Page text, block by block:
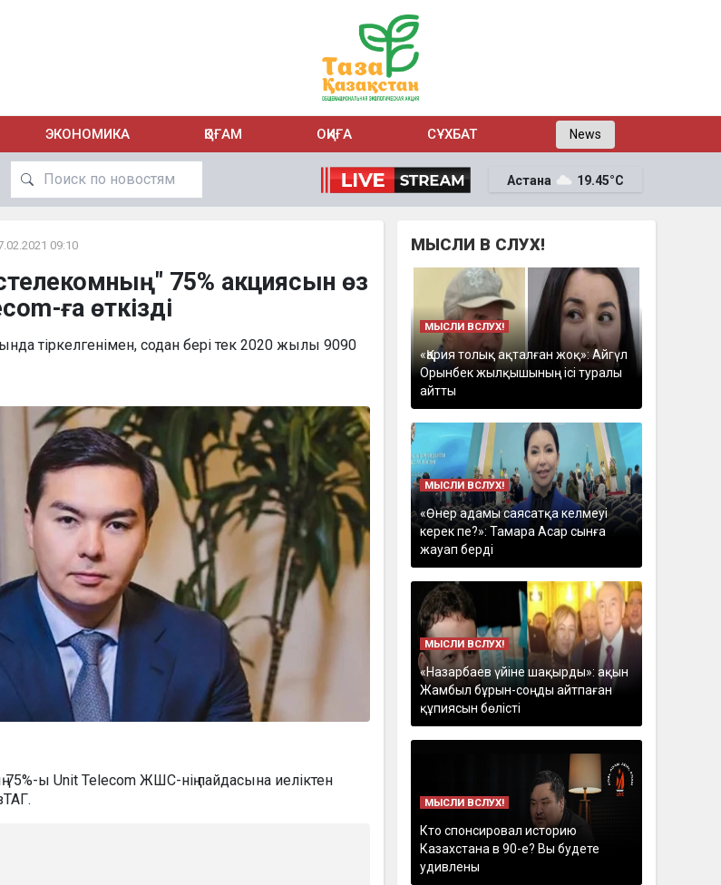
ЭКОНОМИКА ҚОҒАМ ОҚИҒА СҰХБАТ News
Астана 19.45°C
09:10
75% акциясын өз
ға өткізді
тіркелгенімен, содан бері тек 2020 жылы 9090
ы Unit Telecom ЖШС-нің пайдасына иеліктен
МЫСЛИ В СЛУХ!
МЫСЛИ ВСЛУХ!
«Қария толық ақталған жоқ»: Айгүл
Орынбек жылқышының ісі туралы
айтты
МЫСЛИ ВСЛУХ!
«Өнер адамы саясатқа келмеуі
керек пе?»: Тамара Асар сынға
жауап берді
МЫСЛИ ВСЛУХ!
«Назарбаев үйіне шақырды»: ақын
Жамбыл бұрын-соңды айтпаған
құпиясын бөлісті
МЫСЛИ ВСЛУХ!
Кто спонсировал историю
Казахстана в 90-е? Вы будете
удивлены